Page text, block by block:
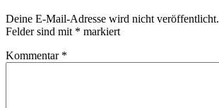
Deine E-Mail-Adresse wird nicht veröffentlicht.
Felder sind mit * markiert
Kommentar *